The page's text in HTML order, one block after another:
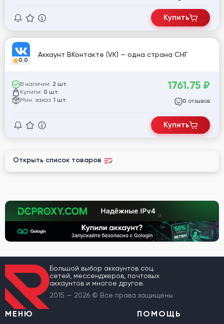
Купить
0.0
Аккаунт ВКонтакте (VK) — одна страна СНГ
В наличии: 2 шт.
Купили: 0 шт.
Мин. заказ: 1 шт.
1761.75 ₽
0 отзывов
Купить
Открыть список товаров
Большой выбор аккаунтов соц.
сетей, мессенджеров, почтовых
аккаунтов и многое другое.
2015 — 2026 © Все права защищены
МЕНЮ ПОМОЩЬ